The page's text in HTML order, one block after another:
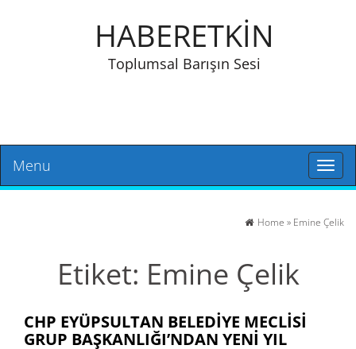
HABERETKİN
Toplumsal Barışın Sesi
Toggle
Menu
Home » Emine Çelik
Etiket: Emine Çelik
CHP EYÜPSULTAN BELEDIYE MECLISI
GRUP BAŞKANLIĞI’NDAN YENI YIL